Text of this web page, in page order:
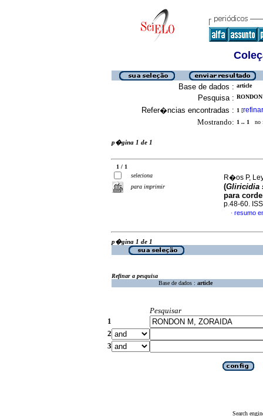
Base de dados : article
Pesquisa :
Refer�ncias encontradas : 1 [refinar
Mostrando: 1 .. 1 no
p�gina 1 de 1
1 / 1
seleciona
para imprimir
R�os P,
(Gliricidia
para
p.48-60.
· resumo
p�gina 1 de 1
Refinar a pesquisa
Base de dados : article
Pesquisar
1
2
3
Search